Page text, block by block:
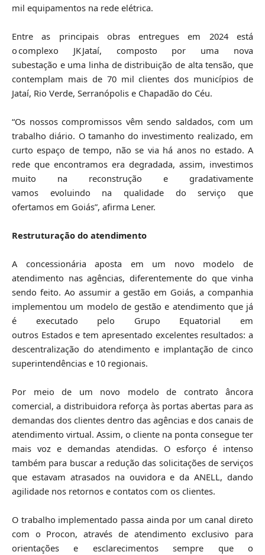
mil equipamentos na rede elétrica.
Entre as principais obras entregues em 2024 está
o complexo JK Jataí, composto por uma nova
subestação e uma linha de distribuição de alta tensão, que
contemplam mais de 70 mil clientes dos municípios de
Jataí, Rio Verde, Serranópolis e Chapadão do Céu.
“Os nossos compromissos vêm sendo saldados, com um
trabalho diário. O tamanho do investimento realizado, em
curto espaço de tempo, não se via há anos no estado. A
rede que encontramos era degradada, assim, investimos
muito na reconstrução e gradativamente
vamos evoluindo na qualidade do serviço que
ofertamos em Goiás”, afirma Lener.
Restruturação do atendimento
A concessionária aposta em um novo modelo de
atendimento nas agências, diferentemente do que vinha
sendo feito. Ao assumir a gestão em Goiás, a companhia
implementou um modelo de gestão e atendimento que já
é executado pelo Grupo Equatorial em
outros Estados e tem apresentado excelentes resultados: a
descentralização do atendimento e implantação de cinco
superintendências e 10 regionais.
Por meio de um novo modelo de contrato âncora
comercial, a distribuidora reforça às portas abertas para as
demandas dos clientes dentro das agências e dos canais de
atendimento virtual. Assim, o cliente na ponta consegue ter
mais voz e demandas atendidas. O esforço é intenso
também para buscar a redução das solicitações de serviços
que estavam atrasados na ouvidora e da ANELL, dando
agilidade nos retornos e contatos com os clientes.
O trabalho implementado passa ainda por um canal direto
com o Procon, através de atendimento exclusivo para
orientações e esclarecimentos sempre que o